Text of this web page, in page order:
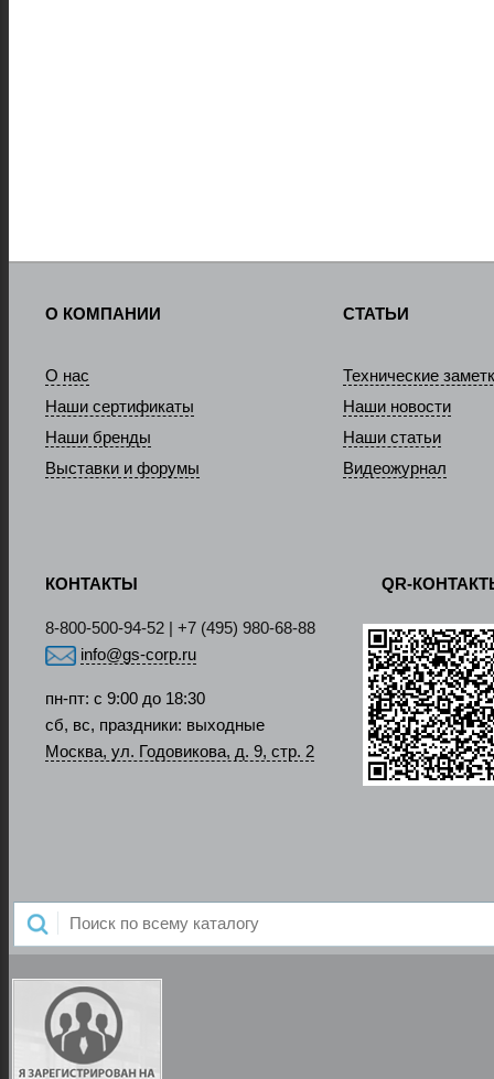
О КОМПАНИИ
О нас
Наши сертификаты
Наши бренды
Выставки и форумы
СТАТЬИ
Технические
Наши новости
Наши статьи
Видеожурнал
КОНТАКТЫ
8-800-500-94-52 | +7 (495) 980-68-88
info@gs-corp.ru
пн-пт: с 9:00 до 18:30
сб, вс, праздники: выходные
Москва, ул. Годовикова, д. 9, стр. 2
QR-